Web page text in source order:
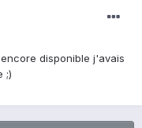
disponible j'avais
;)